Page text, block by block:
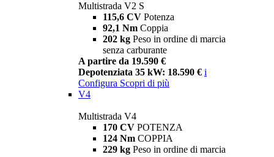
Multistrada V2 S
115,6 CV Potenza
92,1 Nm Coppia
202 kg Peso in ordine di marcia
senza carburante
A partire da 19.590 €
Depotenziata 35 kW: 18.590 € i
Configura Scopri di più
V4
Multistrada V4
170 CV POTENZA
124 Nm COPPIA
229 kg Peso in ordine di marcia